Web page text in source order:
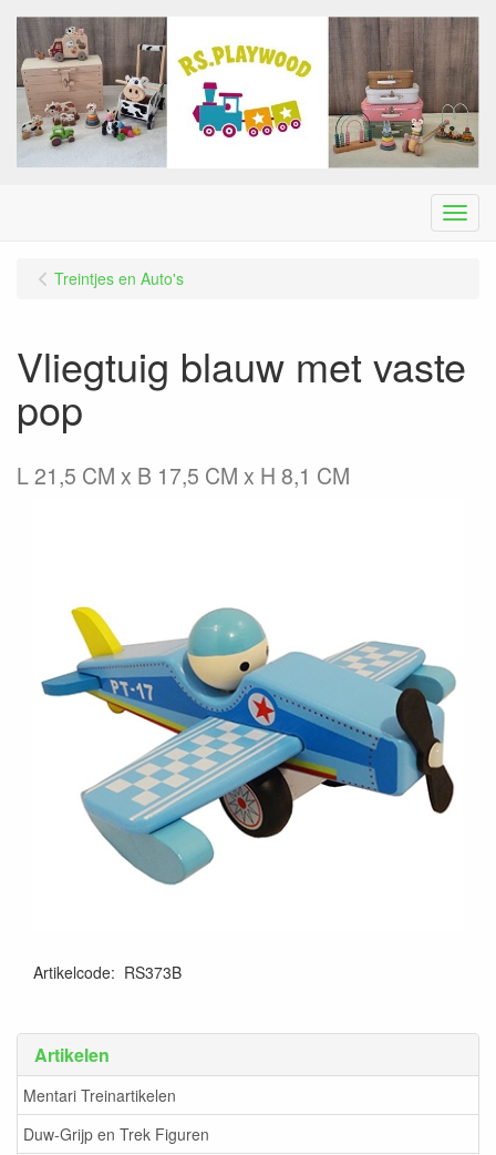
Menu
Artikelen
Mentari Treinartikelen
Duw-Grijp en Trek Figuren
Treintjes en Auto's
Vliegtuig blauw met vaste
pop
L 21,5 CM x B 17,5 CM x H 8,1 CM
Artikelcode: RS373B